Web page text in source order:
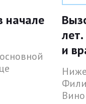
начале
и